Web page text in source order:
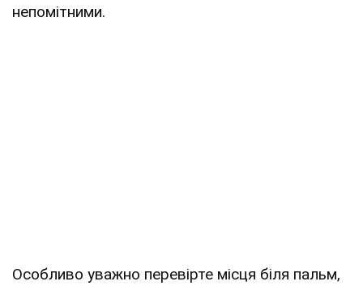
непомітними.
Особливо уважно перевірте місця біля пальм,